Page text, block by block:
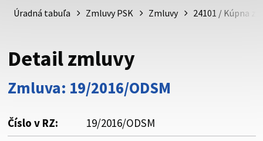
psk.sk.
Buďte pozorní a vždy sa uistite, že zdieľate informácie iba
cez zabezpečenú webovú stránku. Zabezpečená stránka
vždy začína https:// pred názvom domény webového sídla.
Úradná tabuľa Zmluvy PSK Zmluvy 24101 / Kúpna
Detail zmluvy
Zmluva: 19/2016/ODSM
Číslo v RZ:
19/2016/ODSM